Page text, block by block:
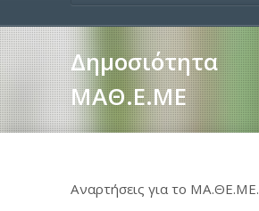
Δημοσιότητα
ΜΑΘ.Ε.ΜΕ
Aναρτήσεις για το ΜΑ.ΘΕ.ΜΕ.